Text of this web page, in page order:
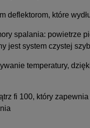
deflektorom, które
spalania: powietrze
jest system czystej
temperatury,
fi 100, który